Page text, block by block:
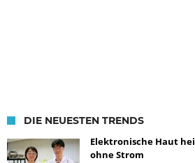
DIE NEUESTEN TRENDS
Elektronische Haut
ohne Strom